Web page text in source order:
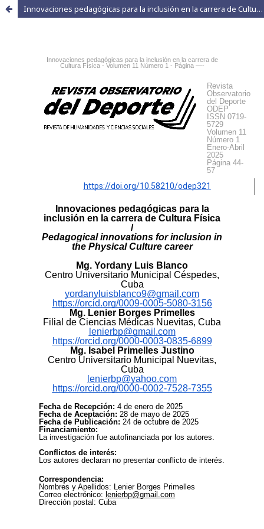
Innovaciones pedagógicas para la inclusión en la carrera de Cultura Física